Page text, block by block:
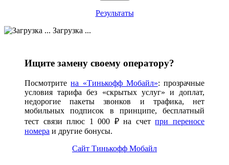
Результаты
Загрузка ...
Ищите замену своему оператору?
Посмотритена «Тинькофф Мобайл»: прозрачные
условия тарифа без «скрытых услуг» и доплат,
недорогие пакеты звонков и трафика, нет
мобильных подписок в принципе, бесплатный
тест связи плюс 1 000 ₽ на счетпри переносе
номера и другие бонусы.
Сайт Тинькофф Мобайл